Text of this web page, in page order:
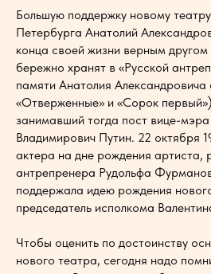
Большую поддержку новому
Петербурга Анатолий
конца своей жизни верным
бережно хранят в «Русской
памяти Анатолия Александровича
«Отверженные» и «Сорок
занимавший тогда пост вице-
Владимирович Путин. 22 октября
актера на дне рождения артиста,
антрепренера Рудольфа
поддержала идею рождения
председатель исполкома
Чтобы оценить по достоинству
нового театра, сегодня надо